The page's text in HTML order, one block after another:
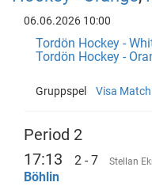
06.06.2026 10:00
Tordön Hockey -
Tordön Hockey -
Gruppspel Visa
Period 2
17:13
2 - 7 Stellan
Böhlin